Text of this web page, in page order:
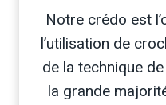
Notre crédo est
l’utilisation de
de la technique
la grande